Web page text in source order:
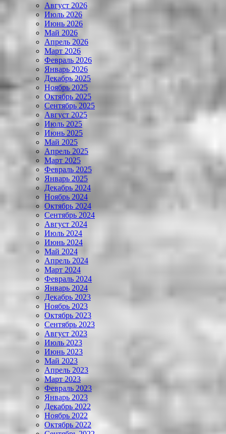
Август 2026
Июль 2026
Июнь 2026
Май 2026
Апрель 2026
Март 2026
Февраль 2026
Январь 2026
Декабрь 2025
Ноябрь 2025
Октябрь 2025
Сентябрь 2025
Август 2025
Июль 2025
Июнь 2025
Май 2025
Апрель 2025
Март 2025
Февраль 2025
Январь 2025
Декабрь 2024
Ноябрь 2024
Октябрь 2024
Сентябрь 2024
Август 2024
Июль 2024
Июнь 2024
Май 2024
Апрель 2024
Март 2024
Февраль 2024
Январь 2024
Декабрь 2023
Ноябрь 2023
Октябрь 2023
Сентябрь 2023
Август 2023
Июль 2023
Июнь 2023
Май 2023
Апрель 2023
Март 2023
Февраль 2023
Январь 2023
Декабрь 2022
Ноябрь 2022
Октябрь 2022